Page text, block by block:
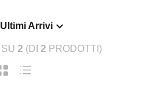
Ultimi Arrivi
SU 2 (DI 2 PRODOTTI)